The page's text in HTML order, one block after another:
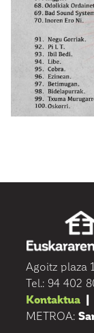
Agoitz plaza
Tel.: 94 402
Kontaktua |
METROA: